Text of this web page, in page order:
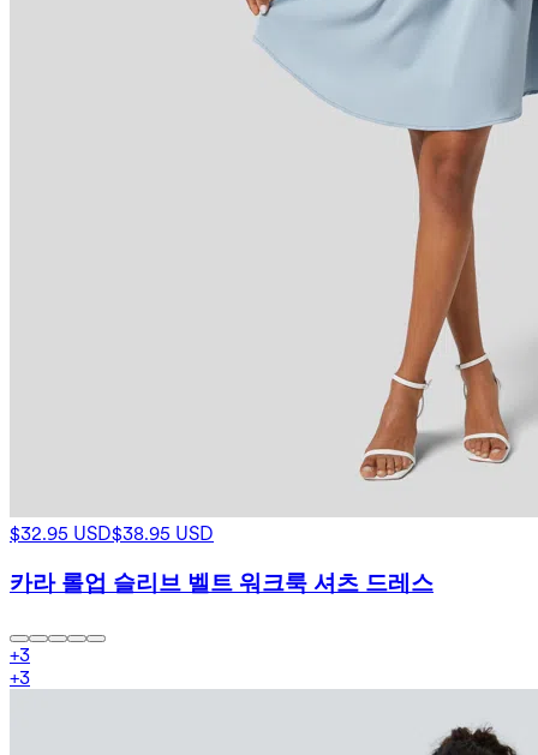
$32.95 USD$38.95 USD
카라 롤업 슬리브 벨트 워크룩 셔츠 드레스
+3
+3